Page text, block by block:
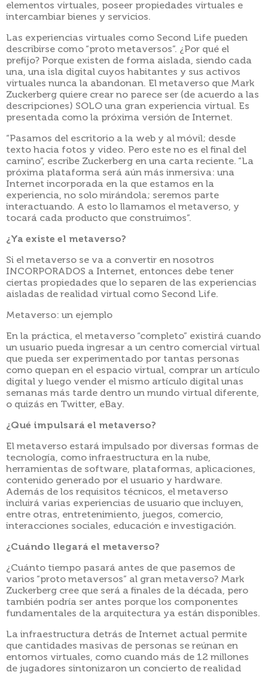
elementos virtuales, poseer propiedades virtuales e
intercambiar bienes y servicios.
Las experiencias virtuales como Second Life pueden
describirse como “proto metaversos”. ¿Por qué el
prefijo? Porque existen de forma aislada, siendo cada
una, una isla digital cuyos habitantes y sus activos
virtuales nunca la abandonan. El metaverso que Mark
Zuckerberg quiere crear no parece ser (de acuerdo a las
descripciones) SOLO una gran experiencia virtual. Es
presentada como la próxima versión de Internet.
“Pasamos del escritorio a la web y al móvil; desde
texto hacia fotos y video. Pero este no es el final del
camino”, escribe Zuckerberg en una carta reciente. “La
próxima plataforma será aún más inmersiva: una
Internet incorporada en la que estamos en la
experiencia, no solo mirándola; seremos parte
interactuando. A esto lo llamamos el metaverso, y
tocará cada producto que construimos”.
¿Ya existe el metaverso?
Si el metaverso se va a convertir en nosotros
INCORPORADOS a Internet, entonces debe tener
ciertas propiedades que lo separen de las experiencias
aisladas de realidad virtual como Second Life.
Metaverso: un ejemplo
En la práctica, el metaverso “completo” existirá cuando
un usuario pueda ingresar a un centro comercial virtual
que pueda ser experimentado por tantas personas
como quepan en el espacio virtual, comprar un artículo
digital y luego vender el mismo artículo digital unas
semanas más tarde dentro un mundo virtual diferente,
o quizás en Twitter, eBay.
¿Qué impulsará el metaverso?
El metaverso estará impulsado por diversas formas de
tecnología, como infraestructura en la nube,
herramientas de software, plataformas, aplicaciones,
contenido generado por el usuario y hardware.
Además de los requisitos técnicos, el metaverso
incluirá varias experiencias de usuario que incluyen,
entre otras, entretenimiento, juegos, comercio,
interacciones sociales, educación e investigación.
¿Cuándo llegará el metaverso?
¿Cuánto tiempo pasará antes de que pasemos de
varios “proto metaversos” al gran metaverso? Mark
Zuckerberg cree que será a finales de la década, pero
también podría ser antes porque los componentes
fundamentales de la arquitectura ya están disponibles.
La infraestructura detrás de Internet actual permite
que cantidades masivas de personas se reúnan en
entornos virtuales, como cuando más de 12 millones
de jugadores sintonizaron un concierto de realidad